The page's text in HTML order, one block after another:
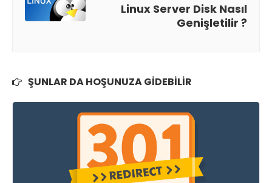
Linux Server Disk Nasıl
Genişletilir ?
ŞUNLAR DA HOŞUNUZA GIDEBILIR